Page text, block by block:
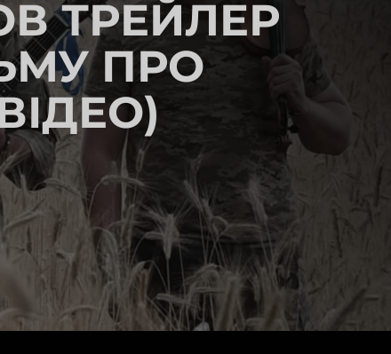
ТРЕЙЛЕР
ПРО